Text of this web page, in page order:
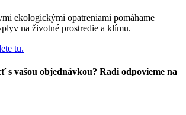
ekologickými opatreniami pomáhame
na životné prostredie a klímu.
tu.
s vašou objednávkou? Radi odpovieme na